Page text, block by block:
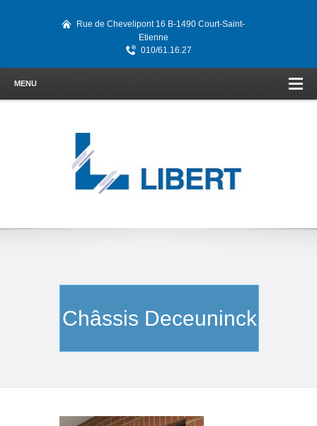
Rue de Chevelipont 16 B-1490 Court-Saint-
Etienne
010/61.16.27
MENU
Châssis Deceuninck